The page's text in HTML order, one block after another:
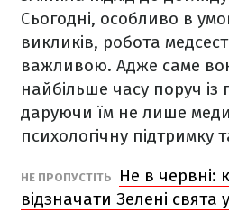
Сьогодні, особливо в
викликів, робота
важливою. Адже саме
найбільше часу поруч із
даруючи їм не лише
психологічну підтримку
НЕ ПРОПУСТІТЬ
Не в червні:
відзначати Зелені свята